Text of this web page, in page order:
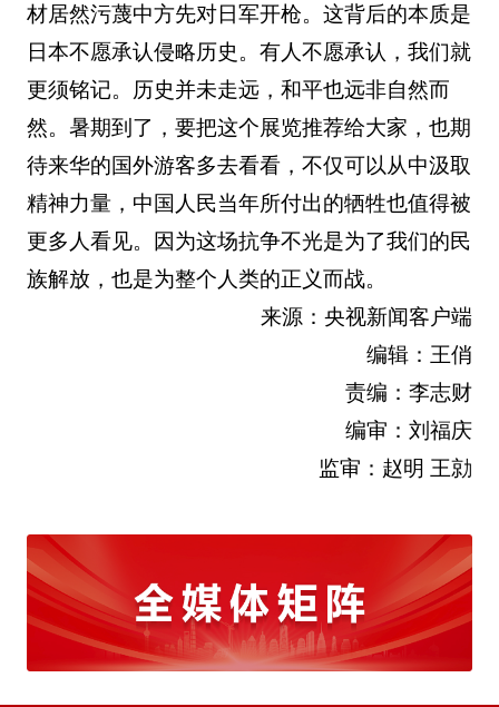
材居然污蔑中方先对日军开枪。这背后的本质是
日本不愿承认侵略历史。有人不愿承认，我们就
更须铭记。历史并未走远，和平也远非自然而
然。暑期到了，要把这个展览推荐给大家，也期
待来华的国外游客多去看看，不仅可以从中汲取
精神力量，中国人民当年所付出的牺牲也值得被
更多人看见。因为这场抗争不光是为了我们的民
族解放，也是为整个人类的正义而战。
来源：央视新闻客户端
编辑：王俏
责编：李志财
编审：刘福庆
监审：赵明 王勍